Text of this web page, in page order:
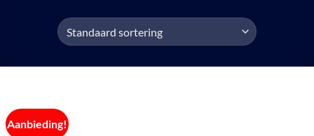
Aanbieding!